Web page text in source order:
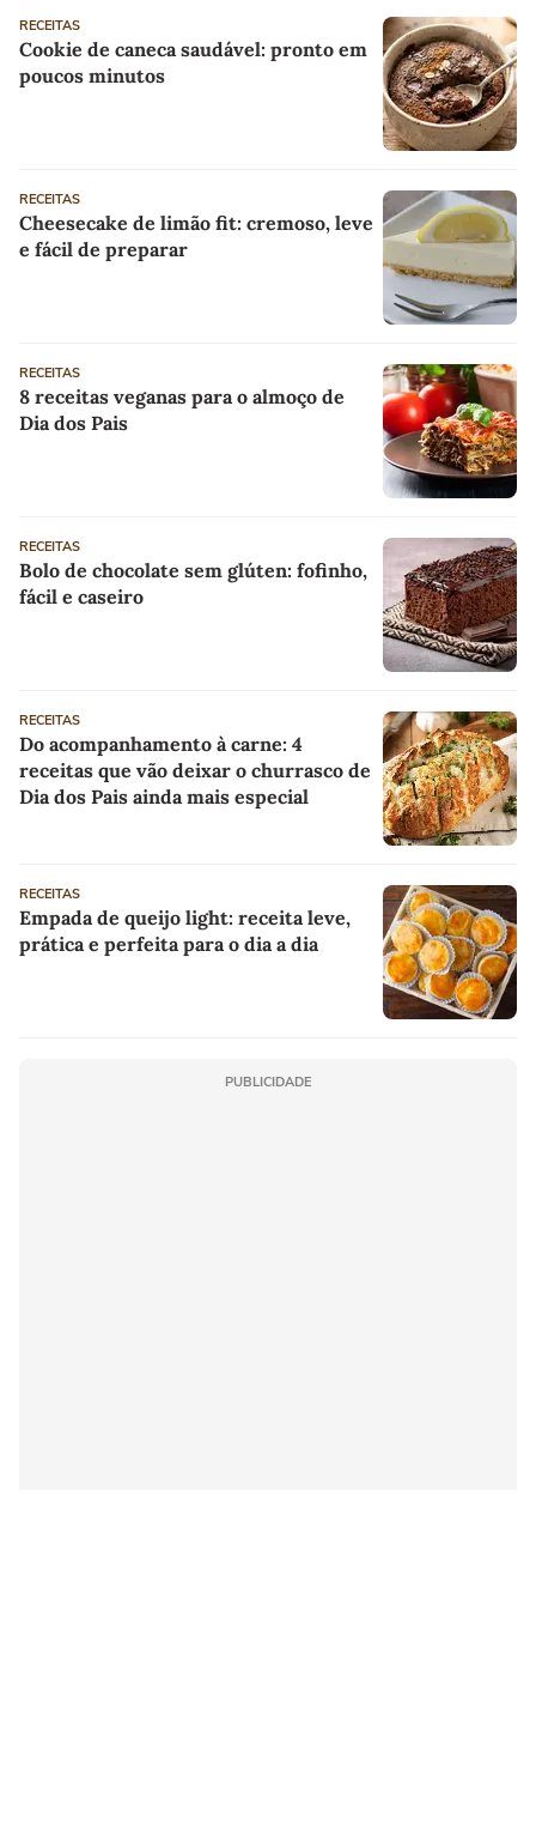
RECEITAS
Cookie de caneca saudável: pronto em
poucos minutos
RECEITAS
Cheesecake de limão fit: cremoso, leve
e fácil de preparar
RECEITAS
8 receitas veganas para o almoço de
Dia dos Pais
RECEITAS
Bolo de chocolate sem glúten: fofinho,
fácil e caseiro
RECEITAS
Do acompanhamento à carne: 4
receitas que vão deixar o churrasco de
Dia dos Pais ainda mais especial
RECEITAS
Empada de queijo light: receita leve,
prática e perfeita para o dia a dia
PUBLICIDADE